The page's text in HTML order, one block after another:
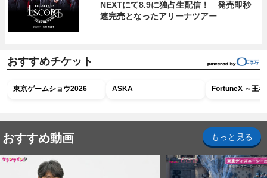
NEXTにて8.9に独占生配信！ 発売即秒
速完売となったアリーナツアー
おすすめチケット
東京ゲームショウ2026 ASKA FortuneX ～王
おすすめ動画 もっと見る